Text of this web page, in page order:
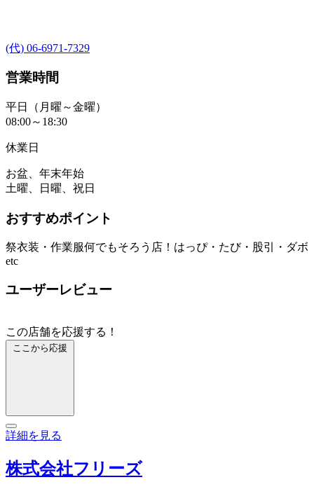
(代) 06-6971-7329
営業時間
平日（月曜～金曜）
08:00～18:30
休業日
お盆、年末年始
土曜、日曜、祝日
おすすめポイント
祭衣装・作業服何でもそろう店！はっぴ・たび・股引・ダボ
etc
ユーザーレビュー
この店舗を応援する！
ここから応援
詳細を見る
株式会社フリーズ